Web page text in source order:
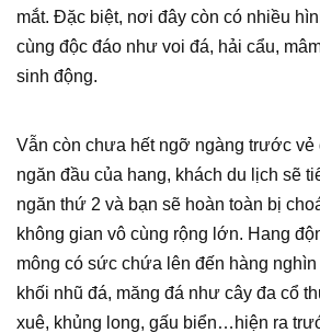
mắt. Đặc biệt, nơi đây còn có nhiều
cùng độc đáo như voi đá, hải cẩu,
sinh động.
Vẫn còn chưa hết ngỡ ngàng trước vẻ
ngăn đầu của hang, khách du lịch sẽ
ngăn thứ 2 và bạn sẽ hoàn toàn bị
không gian vô cùng rộng lớn. Hang
mông có sức chứa lên đến hàng
khối nhũ đá, măng đá như cây đa cổ
xuê, khủng long, gấu biển…hiện ra